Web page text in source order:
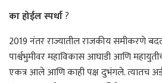
का होईल स्पर्धा?
2019 नंतर राज्यातील राजकीय समीकरणे
पार्श्वभुमीवर महाविकास आघाडी आणि
एकत्र आले आणि काही पक्ष दुभंगले. त्यातच